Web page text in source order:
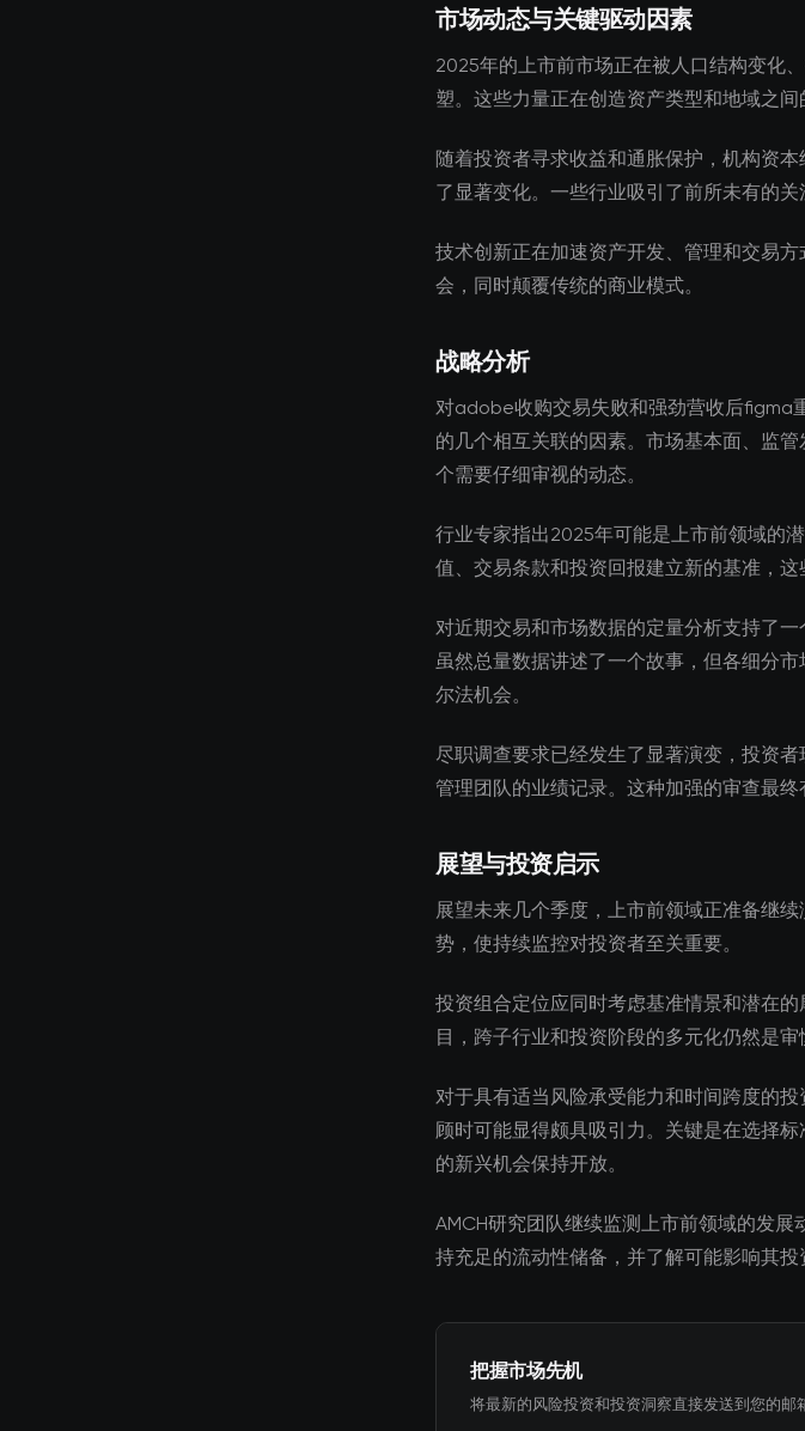
市场动态与关键驱动因素
2025年的上市前市场正在被人口结构变化
塑。这些力量正在创造资产类型和地域之间
随着投资者寻求收益和通胀保护，机构资
了显著变化。一些行业吸引了前所未有的关
技术创新正在加速资产开发、管理和交易
会，同时颠覆传统的商业模式。
战略分析
对adobe收购交易失败和强劲营收后figma
的几个相互关联的因素。市场基本面、监
个需要仔细审视的动态。
行业专家指出2025年可能是上市前领域的
值、交易条款和投资回报建立新的基准，这
对近期交易和市场数据的定量分析支持了
虽然总量数据讲述了一个故事，但各细分
尔法机会。
尽职调查要求已经发生了显著演变，投资
管理团队的业绩记录。这种加强的审查最终
展望与投资启示
展望未来几个季度，上市前领域正准备继
势，使持续监控对投资者至关重要。
投资组合定位应同时考虑基准情景和潜在
目，跨子行业和投资阶段的多元化仍然是审
对于具有适当风险承受能力和时间跨度的
顾时可能显得颇具吸引力。关键是在选择
的新兴机会保持开放。
AMCH研究团队继续监测上市前领域的发
持充足的流动性储备，并了解可能影响其投
把握市场先机
将最新的风险投资和投资洞察直接发送到您的邮